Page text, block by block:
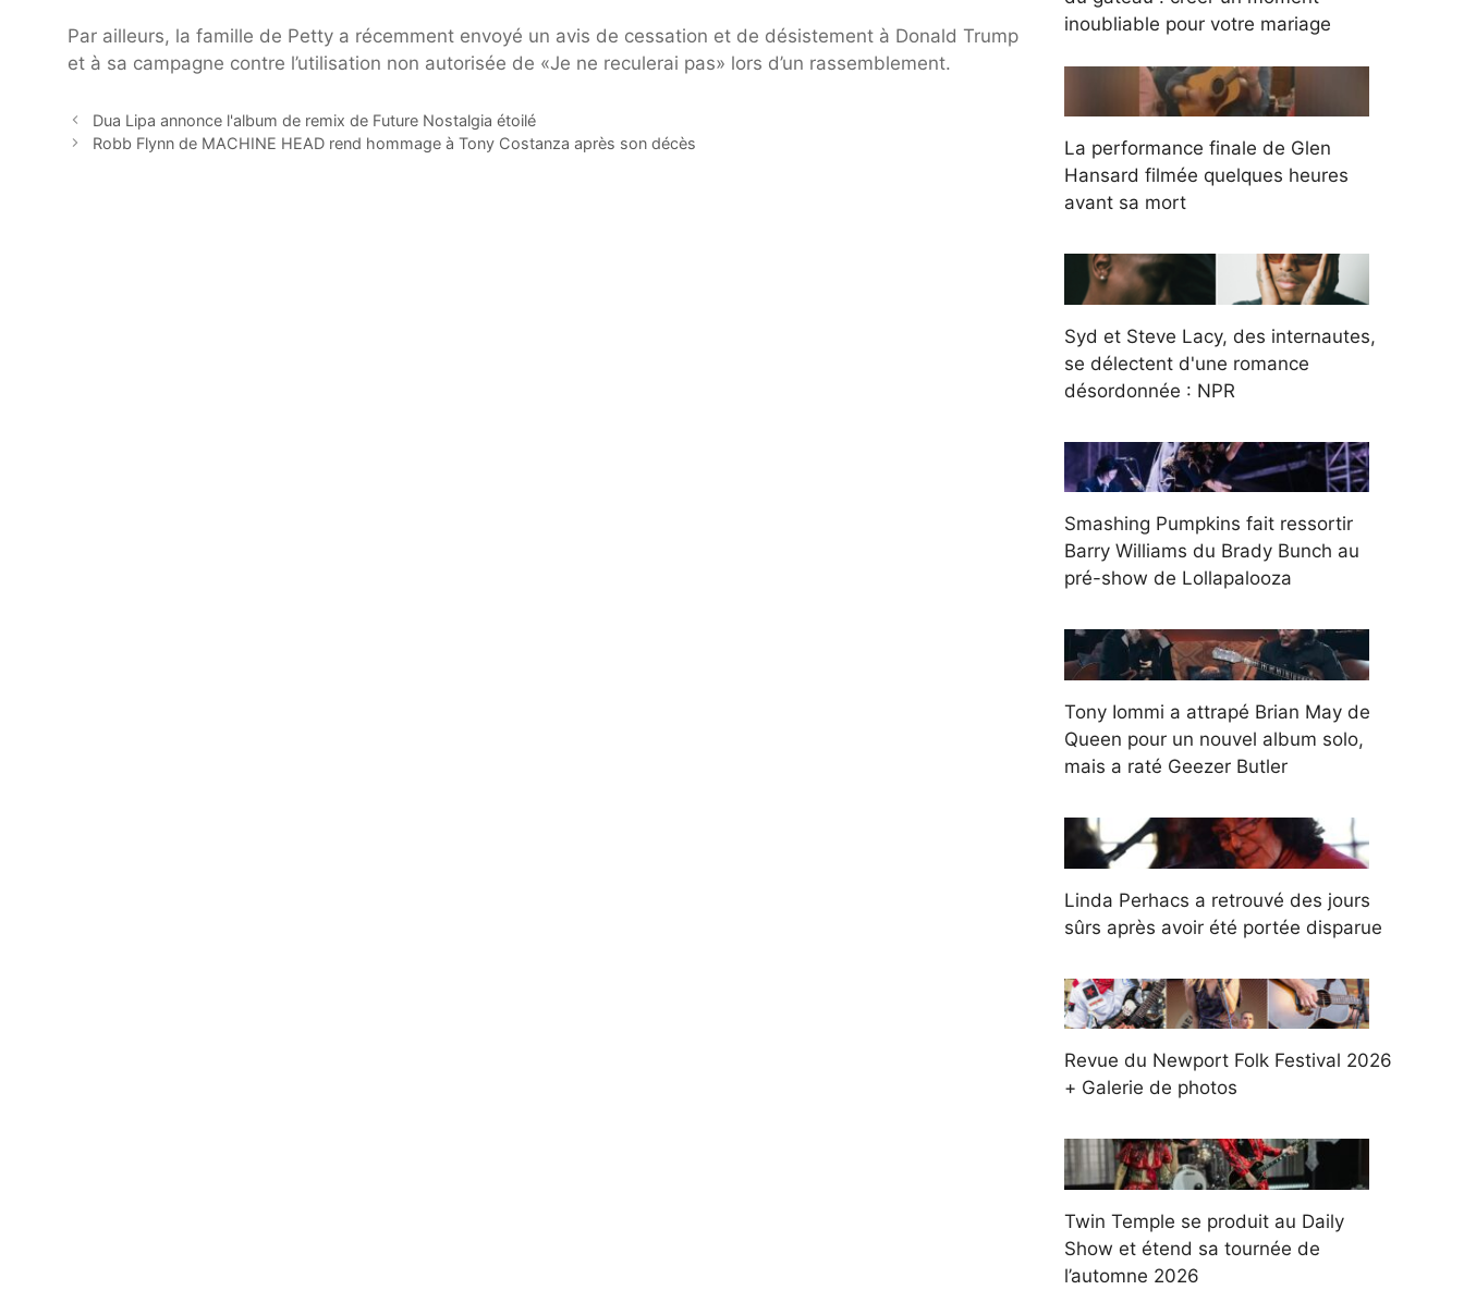
Par ailleurs, la famille de Petty a récemment envoyé un avis de cessation et de désistement à Donald Trump
et à sa campagne contre l’utilisation non autorisée de «Je ne reculerai pas» lors d’un rassemblement.
Dua Lipa annonce l'album de remix de Future Nostalgia étoilé
Robb Flynn de MACHINE HEAD rend hommage à Tony Costanza après son décès
inoubliable pour votre mariage
La performance finale de Glen
Hansard filmée quelques heures
avant sa mort
Syd et Steve Lacy, des internautes,
se délectent d'une romance
désordonnée : NPR
Smashing Pumpkins fait ressortir
Barry Williams du Brady Bunch au
pré-show de Lollapalooza
Tony Iommi a attrapé Brian May de
Queen pour un nouvel album solo,
mais a raté Geezer Butler
Linda Perhacs a retrouvé des jours
sûrs après avoir été portée disparue
Revue du Newport Folk Festival 2026
+ Galerie de photos
Twin Temple se produit au Daily
Show et étend sa tournée de
l’automne 2026